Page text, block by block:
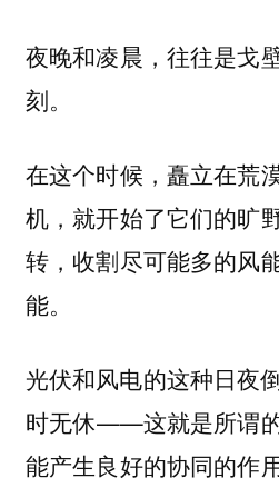
夜晚和凌晨，往往是戈
刻。
在这个时候，矗立在荒
机，就开始了它们的旷
转，收割尽可能多的风
能。
光伏和风电的这种日夜
时无休——这就是所谓
能产生良好的协同的作